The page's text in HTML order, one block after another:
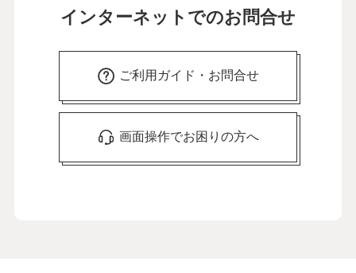
インターネットでのお問合せ
ご利用ガイド・お問合せ
画面操作でお困りの方へ